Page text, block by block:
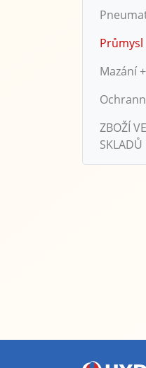
Mazání
ZBOŽÍ
SKLADŮ